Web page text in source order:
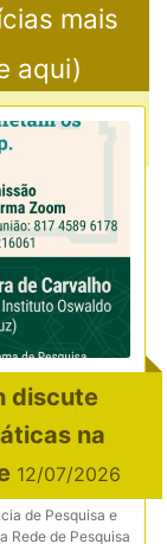
mais
aqui)
discute
na
12/07/2026
de Pesquisa e
Rede de Pesquisa